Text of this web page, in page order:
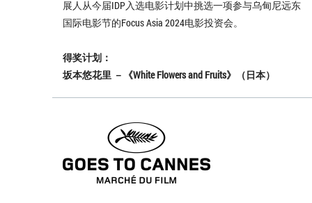
展人从今届IDP入选电影计划中挑选一项参与乌甸尼远东
国际电影节的Focus Asia 2024电影投资会。
得奖计划：
坂本悠花里 －《White Flowers and Fruits》（日本）